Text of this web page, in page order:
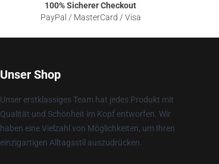
100% Sicherer Checkout
PayPal / MasterCard / Visa
Unser Shop
Unser erstklassiges Team hat jedes Produkt mit
Qualität und Schönheit im Kopf entworfen. Wir
haben eine Vielzahl von Möglichkeiten, um Ihren
einzigartigen Alltagsstil auszudrücken.